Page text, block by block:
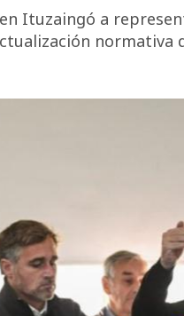
Ituzaingó a
normativa